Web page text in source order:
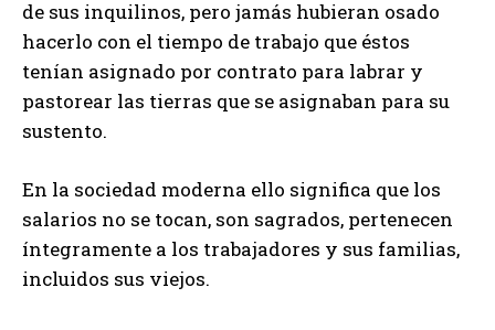
de sus inquilinos, pero jamás hubieran osado
hacerlo con el tiempo de trabajo que éstos
tenían asignado por contrato para labrar y
pastorear las tierras que se asignaban para su
sustento.
En la sociedad moderna ello significa que los
salarios no se tocan, son sagrados, pertenecen
íntegramente a los trabajadores y sus familias,
incluidos sus viejos.